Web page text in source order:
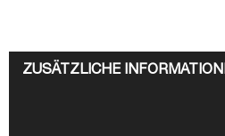
ZUSÄTZLICHE